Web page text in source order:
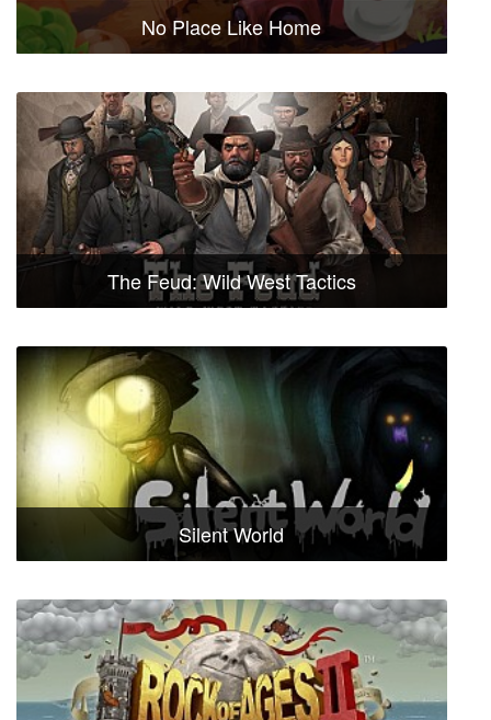
No Place Like Home
The Feud: Wild West Tactics
Silent World